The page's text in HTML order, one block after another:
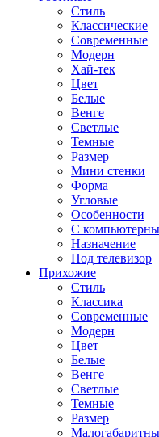
Стиль
Классические
Современные
Модерн
Хай-тек
Цвет
Белые
Венге
Светлые
Темные
Размер
Мини стенки
Форма
Угловые
Особенности
С
Назначение
Под телевизор
Прихожие
Стиль
Классика
Современные
Модерн
Цвет
Белые
Венге
Светлые
Темные
Размер